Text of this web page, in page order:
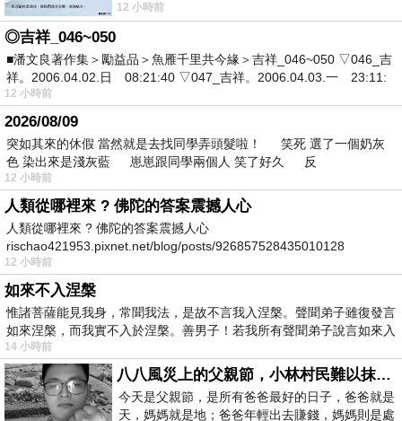
面被毀謗、遭患難、成了戲景、叫眾人
12 小時前
◎吉祥_046~050
■潘文良著作集＞勵益品＞魚雁千里共今緣＞吉祥_046~050 ▽046_吉
祥。2006.04.02.日 08:21:40 ▽047_吉祥。2006.04.03.一 23:11:
12 小時前
2026/08/09
突如其來的休假 當然就是去找同學弄頭髮啦！ 笑死 選了一個奶灰
色 染出來是淺灰藍 崽崽跟同學兩個人 笑了好久 反
12 小時前
人類從哪裡來 ? 佛陀的答案震撼人心
人類從哪裡來 ? 佛陀的答案震撼人心
rischao421953.pixnet.net/blog/posts/926857528435010128
12 小時前
如來不入涅槃
惟諸菩薩能見我身，常聞我法，是故不言我入涅槃。聲聞弟子雖復發言
如來涅槃，而我實不入於涅槃。善男子！若我所有聲聞弟子說言如來入
14 小時前
八八風災上的父親節，小林村民難以抹滅的痛
今天是父親節，是所有爸爸最好的日子，爸爸就是
天，媽媽就是地；爸爸年輕出去賺錢，媽媽則是處